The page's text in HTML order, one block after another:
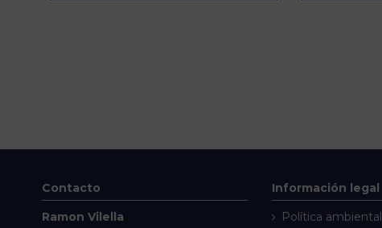
Contacto
Ramon Vilella
Información legal
Política ambiental